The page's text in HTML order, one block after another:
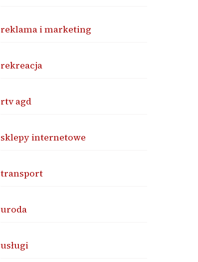
reklama i marketing
rekreacja
rtv agd
sklepy internetowe
transport
uroda
usługi